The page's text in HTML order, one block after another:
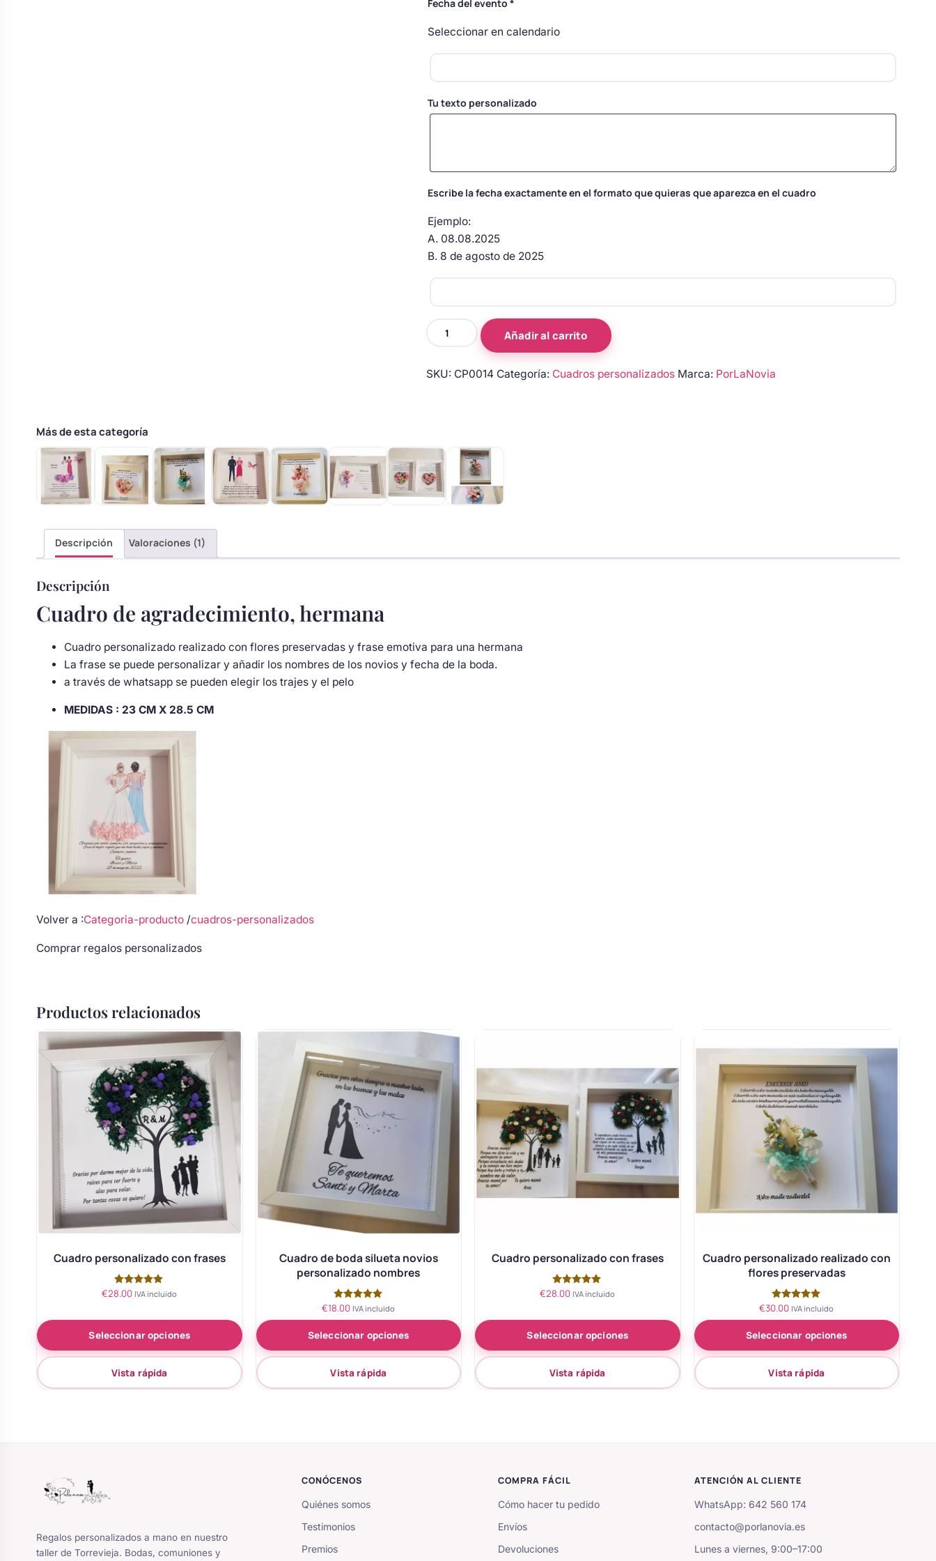
Fecha del evento *
Seleccionar en calendario
Tu texto personalizado
Escribe la fecha exactamente en el formato que quieras que aparezca en el cuadro
Ejemplo:
A. 08.08.2025
B. 8 de agosto de 2025
Cuadro
agradecimiento,
hermana
Añadir al carrito
SKU: CP0014 Categoría: Cuadros personalizados Marca: PorLaNovia
Más de esta categoría
Descripción Valoraciones (1)
Descripción
Cuadro de agradecimiento, hermana
Cuadro personalizado realizado con flores preservadas y frase emotiva para una hermana
La frase se puede personalizar y añadir los nombres de los novios y fecha de la boda.
a través de whatsapp se pueden elegir los trajes y el pelo
MEDIDAS : 23 CM X 28.5 CM
Volver a :Categoria-producto /cuadros-personalizados
Comprar regalos personalizados
Productos relacionados
Cuadro personalizado con frases
Valorado
de 5
€28.00 IVA incluido
Seleccionar opciones
Vista rápida
Cuadro de boda silueta novios
personalizado nombres
Valorado
de 5
€18.00 IVA incluido
Seleccionar opciones
Vista rápida
Cuadro personalizado con frases
Valorado
de 5
€28.00 IVA incluido
Seleccionar opciones
Vista rápida
Cuadro personalizado realizado con
flores preservadas
Valorado
de 5
€30.00 IVA incluido
Seleccionar opciones
Vista rápida
Regalos personalizados a mano en nuestro
taller de Torrevieja. Bodas, comuniones y
CONÓCENOS
Quiénes somos
Testimonios
Premios
COMPRA FÁCIL
Cómo hacer tu pedido
Envíos
Devoluciones
ATENCIÓN AL CLIENTE
WhatsApp: 642 560 174
contacto@porlanovia.es
Lunes a viernes, 9:00–17:00